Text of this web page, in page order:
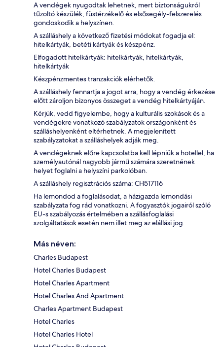
A vendégek nyugodtak lehetnek, mert biztonságukról
tűzoltó készülék, füstérzékelő és elsősegély-felszerelés
gondoskodik a helyszínen.
A szálláshely a következő fizetési módokat fogadja el:
hitelkártyák, betéti kártyák és készpénz.
Elfogadott hitelkártyák: hitelkártyák, hitelkártyák,
hitelkártyák
Készpénzmentes tranzakciók elérhetők.
A szálláshely fennartja a jogot arra, hogy a vendég érkezése
előtt zároljon bizonyos összeget a vendég hitelkártyáján.
Kérjük, vedd figyelembe, hogy a kulturális szokások és a
vendégekre vonatkozó szabályzatok országonként és
szálláshelyenként eltérhetnek. A megjelenített
szabályzatokat a szálláshelyek adják meg.
A vendégeknek előre kapcsolatba kell lépniük a hotellel, ha
személyautónál nagyobb jármű számára szeretnének
helyet foglalni a helyszíni parkolóban.
A szálláshely regisztrációs száma: CH517116
Ha lemondod a foglalásodat, a házigazda lemondási
szabályzata fog rád vonatkozni. A fogyasztók jogairól szóló
EU-s szabályozás értelmében a szállásfoglalási
szolgáltatások esetén nem illet meg az elállási jog.
Más néven:
Charles Budapest
Hotel Charles Budapest
Hotel Charles Apartment
Hotel Charles And Apartment
Charles Apartment Budapest
Hotel Charles
Hotel Charles Hotel